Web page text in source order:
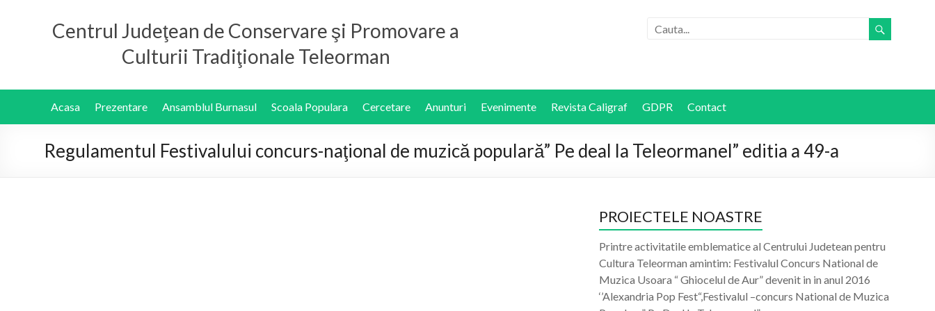
Centrul Judeţean de Conservare şi Promovare a
Culturii Tradiţionale Teleorman
Acasa Prezentare Ansamblul Burnasul Scoala Populara Cercetare Anunturi Evenimente Revista Caligraf GDPR Contact
Regulamentul Festivalului concurs-naţional de muzică populară” Pe deal la Teleormanel” editia a 49-a
PROIECTELE NOASTRE
Printre activitatile emblematice al Centrului Judetean pentru
Cultura Teleorman amintim: Festivalul Concurs National de
Muzica Usoara “ Ghiocelul de Aur” devenit in in anul 2016
‘’Alexandria Pop Fest“,Festivalul –concurs National de Muzica